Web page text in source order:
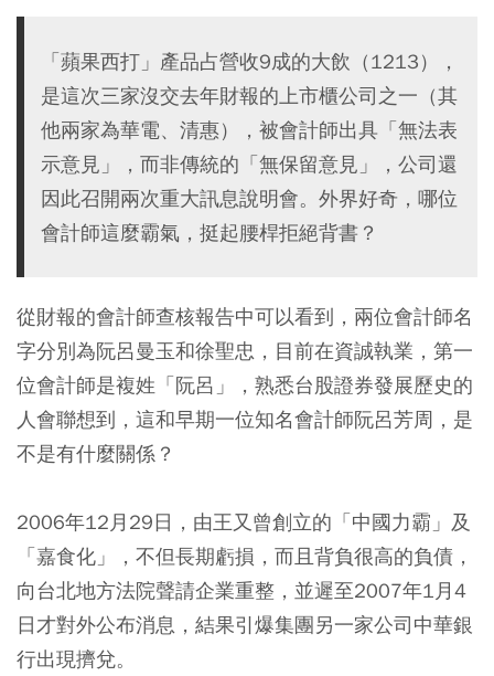
「蘋果西打」產品占營收9成的大飲（1213），
是這次三家沒交去年財報的上市櫃公司之一（其
他兩家為華電、清惠），被會計師出具「無法表
示意見」，而非傳統的「無保留意見」，公司還
因此召開兩次重大訊息說明會。外界好奇，哪位
會計師這麼霸氣，挺起腰桿拒絕背書？
從財報的會計師查核報告中可以看到，兩位會計師名
字分別為阮呂曼玉和徐聖忠，目前在資誠執業，第一
位會計師是複姓「阮呂」，熟悉台股證券發展歷史的
人會聯想到，這和早期一位知名會計師阮呂芳周，是
不是有什麼關係？
2006年12月29日，由王又曾創立的「中國力霸」及
「嘉食化」，不但長期虧損，而且背負很高的負債，
向台北地方法院聲請企業重整，並遲至2007年1月4
日才對外公布消息，結果引爆集團另一家公司中華銀
行出現擠兌。